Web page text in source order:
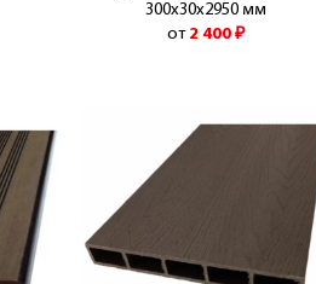
300х30х2950 мм
от 2 400₽